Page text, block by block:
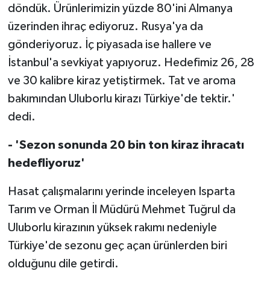
döndük. Ürünlerimizin yüzde 80'ini Almanya
üzerinden ihraç ediyoruz. Rusya'ya da
gönderiyoruz. İç piyasada ise hallere ve
İstanbul'a sevkiyat yapıyoruz. Hedefimiz 26, 28
ve 30 kalibre kiraz yetiştirmek. Tat ve aroma
bakımından Uluborlu kirazı Türkiye'de tektir.'
dedi.
- 'Sezon sonunda 20 bin ton kiraz ihracatı
hedefliyoruz'
Hasat çalışmalarını yerinde inceleyen Isparta
Tarım ve Orman İl Müdürü Mehmet Tuğrul da
Uluborlu kirazının yüksek rakımı nedeniyle
Türkiye'de sezonu geç açan ürünlerden biri
olduğunu dile getirdi.